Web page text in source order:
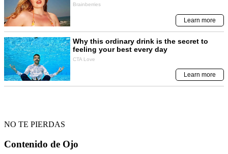
NO TE PIERDAS
Contenido de Ojo